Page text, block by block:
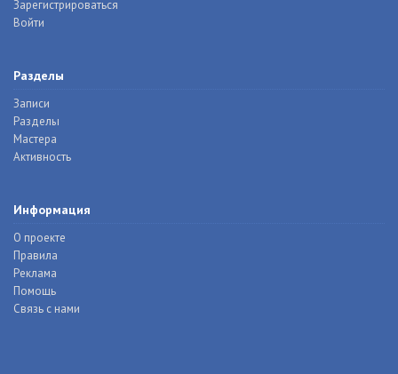
Зарегистрироваться
Войти
Разделы
Записи
Разделы
Мастера
Активность
Информация
О проекте
Правила
Реклама
Помощь
Связь с нами